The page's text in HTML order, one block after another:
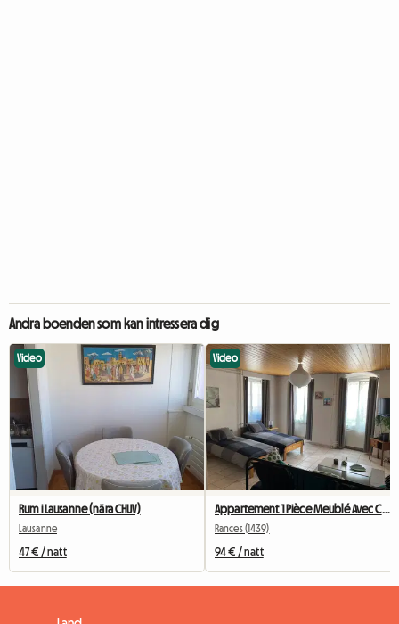
Andra boenden som kan intressera dig
Video
Rum i Lausanne (nära CHUV)
Lausanne
47 € / natt
Video
Appartement 1 Pièce Meublé Avec Cuisine équipée
Rances (1439)
94 € / natt